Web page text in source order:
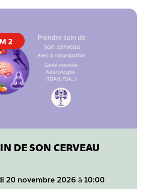
2
DE SON CERVEAU
20 novembre 2026 à 10:00